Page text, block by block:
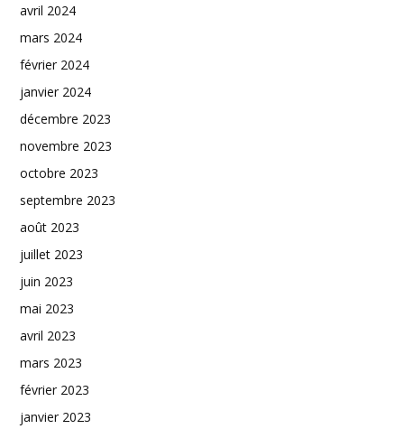
avril 2024
mars 2024
février 2024
janvier 2024
décembre 2023
novembre 2023
octobre 2023
septembre 2023
août 2023
juillet 2023
juin 2023
mai 2023
avril 2023
mars 2023
février 2023
janvier 2023